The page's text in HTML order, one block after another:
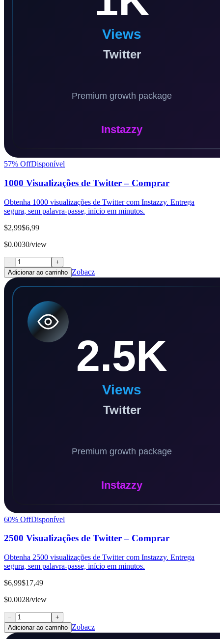
57% OffDisponível
1000 Visualizações de Twitter – Comprar
Obtenha 1000 visualizações de Twitter com Instazzy. Entrega
segura, sem palavra-passe, início em minutos.
$2,99$6,99
$0.0030/view
−
+
Adicionar ao carrinho Zobacz
60% OffDisponível
2500 Visualizações de Twitter – Comprar
Obtenha 2500 visualizações de Twitter com Instazzy. Entrega
segura, sem palavra-passe, início em minutos.
$6,99$17,49
$0.0028/view
−
+
Adicionar ao carrinho Zobacz